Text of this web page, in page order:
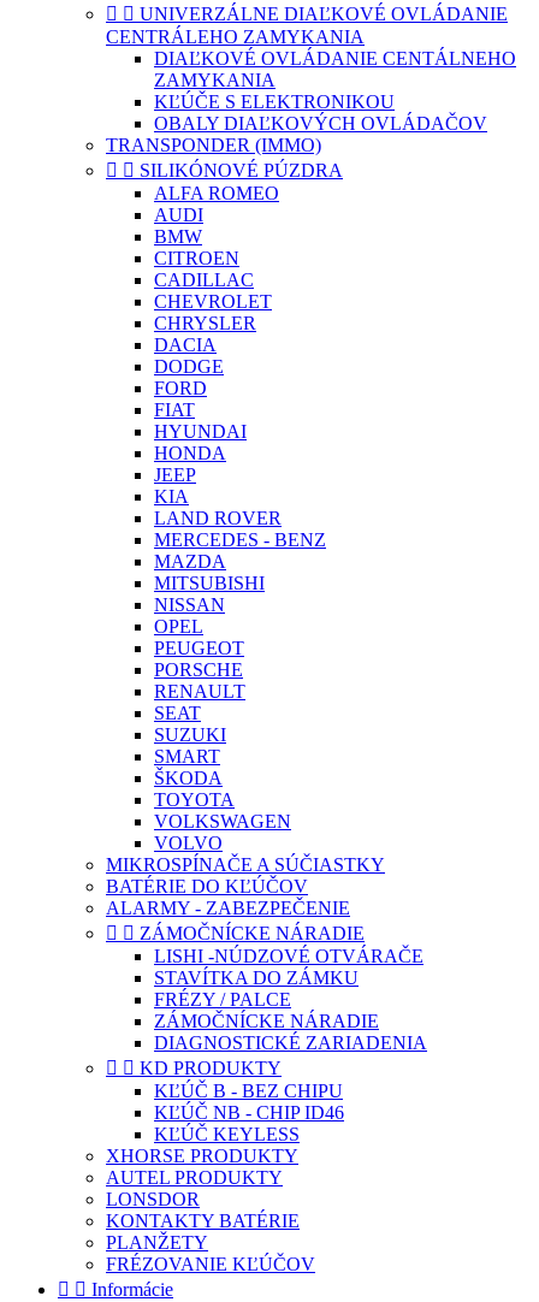
  UNIVERZÁLNE DIAĽKOVÉ OVLÁDANIE
CENTRÁLEHO ZAMYKANIA
DIAĽKOVÉ OVLÁDANIE CENTÁLNEHO
ZAMYKANIA
KĽÚČE S ELEKTRONIKOU
OBALY DIAĽKOVÝCH OVLÁDAČOV
TRANSPONDER (IMMO)
  SILIKÓNOVÉ PÚZDRA
ALFA ROMEO
AUDI
BMW
CITROEN
CADILLAC
CHEVROLET
CHRYSLER
DACIA
DODGE
FORD
FIAT
HYUNDAI
HONDA
JEEP
KIA
LAND ROVER
MERCEDES - BENZ
MAZDA
MITSUBISHI
NISSAN
OPEL
PEUGEOT
PORSCHE
RENAULT
SEAT
SUZUKI
SMART
ŠKODA
TOYOTA
VOLKSWAGEN
VOLVO
MIKROSPÍNAČE A SÚČIASTKY
BATÉRIE DO KĽÚČOV
ALARMY - ZABEZPEČENIE
  ZÁMOČNÍCKE NÁRADIE
LISHI -NÚDZOVÉ OTVÁRAČE
STAVÍTKA DO ZÁMKU
FRÉZY / PALCE
ZÁMOČNÍCKE NÁRADIE
DIAGNOSTICKÉ ZARIADENIA
  KD PRODUKTY
KĽÚČ B - BEZ CHIPU
KĽÚČ NB - CHIP ID46
KĽÚČ KEYLESS
XHORSE PRODUKTY
AUTEL PRODUKTY
LONSDOR
KONTAKTY BATÉRIE
PLANŽETY
FRÉZOVANIE KĽÚČOV
  Informácie